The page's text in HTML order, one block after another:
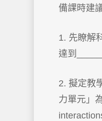
備課時建
1. 先瞭解
達到
2. 擬定教
力單元」